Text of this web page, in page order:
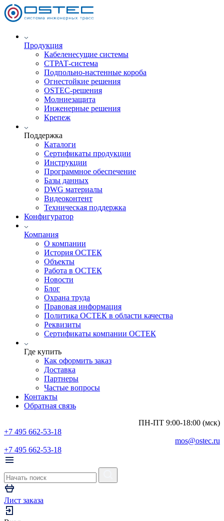
Продукция
Кабеленесущие системы
СТРАТ-система
Подпольно-настенные короба
Огнестойкие решения
OSTEC-решения
Молниезащита
Инженерные решения
Крепеж
Поддержка
Каталоги
Сертификаты продукции
Инструкции
Программное обеспечение
Базы данных
DWG материалы
Видеоконтент
Техническая поддержка
Конфигуратор
Компания
О компании
История ОСТЕК
Объекты
Работа в ОСТЕК
Новости
Блог
Охрана труда
Правовая информация
Политика ОСТЕК в области качества
Реквизиты
Сертификаты компании ОСТЕК
Где купить
Как оформить заказ
Доставка
Партнеры
Частые вопросы
Контакты
Обратная связь
ПН-ПТ 9:00-18:00 (мск)
+7 495 662-53-18
mos@ostec.ru
+7 495 662-53-18
Лист заказа